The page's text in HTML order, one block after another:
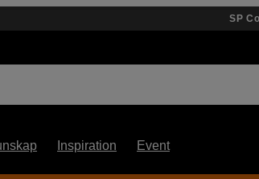
SP
Inspiration Event